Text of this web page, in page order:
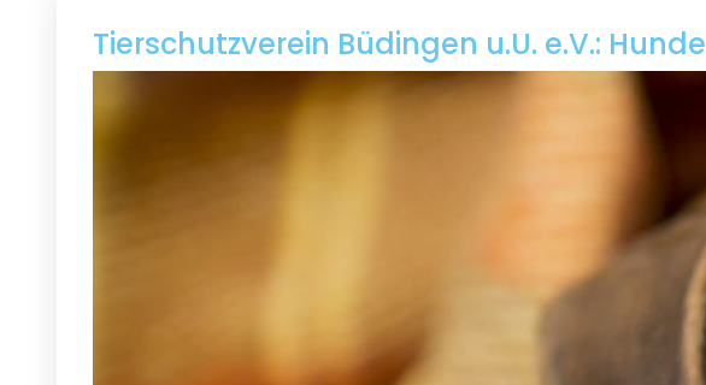
Tierschutzverein Büdingen u.U. e.V.: Hunde